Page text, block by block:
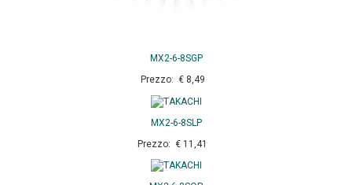
MX2-6-8SGP
Prezzo: € 8,49
MX2-6-8SLP
Prezzo: € 11,41